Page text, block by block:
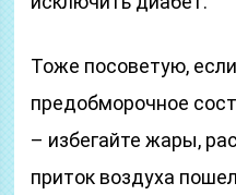
Тоже посоветую,
предобморочное
– избегайте жары,
приток воздуха пошел